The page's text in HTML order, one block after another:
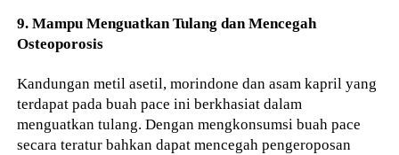
9. Mampu Menguatkan Tulang dan Mencegah
Osteoporosis
Kandungan metil asetil, morindone dan asam kapril yang
terdapat pada buah pace ini berkhasiat dalam
menguatkan tulang. Dengan mengkonsumsi buah pace
secara teratur bahkan dapat mencegah pengeroposan